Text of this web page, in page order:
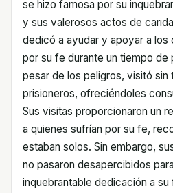
se hizo famosa por su
y sus valerosos actos de
dedicó a ayudar y apoyar a los
por su fe durante un tiempo de
pesar de los peligros, visitó sin
prisioneros, ofreciéndoles
Sus visitas proporcionaron un
a quienes sufrían por su fe,
estaban solos. Sin embargo,
no pasaron desapercibidos
inquebrantable dedicación a